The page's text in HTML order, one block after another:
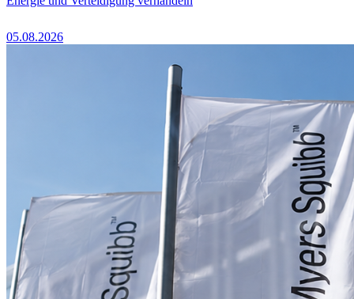
05.08.2026